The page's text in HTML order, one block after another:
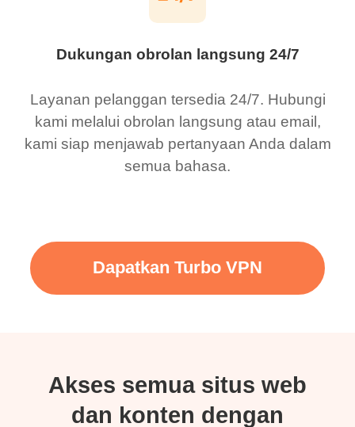
Dukungan obrolan langsung 24/7
Layanan pelanggan tersedia 24/7. Hubungi
kami melalui obrolan langsung atau email,
kami siap menjawab pertanyaan Anda dalam
semua bahasa.
Dapatkan Turbo VPN
Akses semua situs web
dan konten dengan